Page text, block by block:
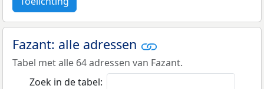
Fazant: alle adressen
Tabel met alle 64 adressen van Fazant.
Zoek in de tabel: